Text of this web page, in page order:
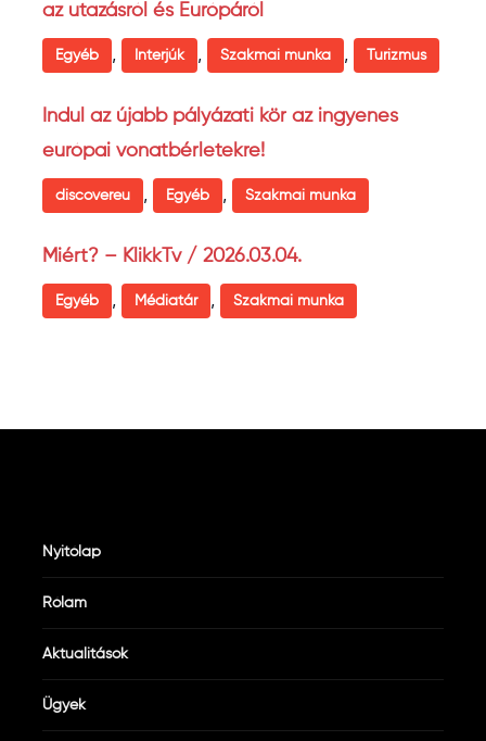
az utazásról és Európáról
Egyéb , Interjúk , Szakmai munka , Turizmus
Indul az újabb pályázati kör az ingyenes
európai vonatbérletekre!
discovereu , Egyéb , Szakmai munka
Miért? – KlikkTv / 2026.03.04.
Egyéb , Médiatár , Szakmai munka
Nyitólap
Rólam
Aktualitások
Ügyek